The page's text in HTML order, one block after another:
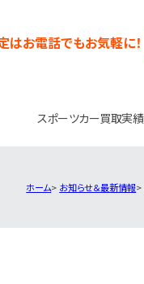
はお電話でもお気軽に！
スポーツカー買取実績
ホーム お知らせ＆最新情報